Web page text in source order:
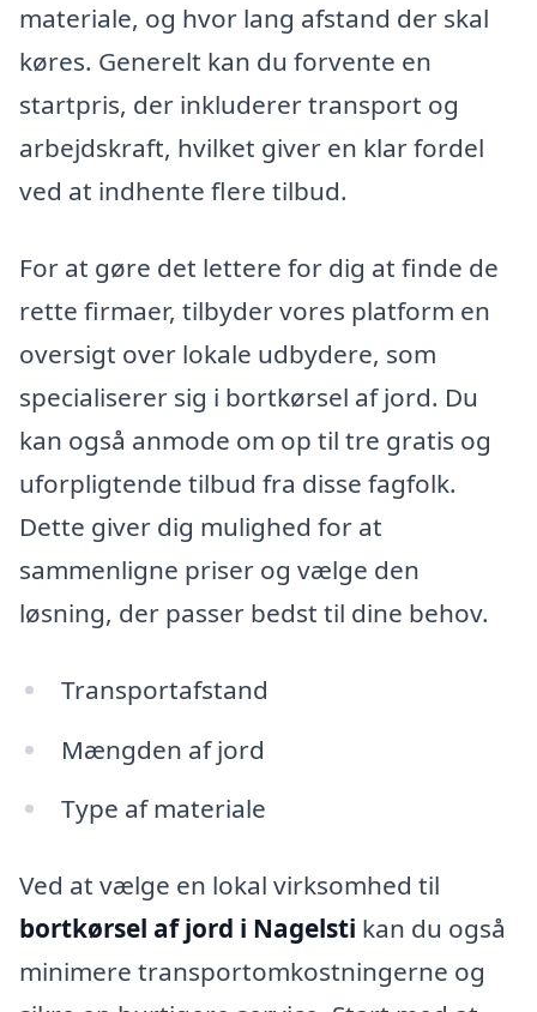
materiale, og hvor lang afstand der skal
køres. Generelt kan du forvente en
startpris, der inkluderer transport og
arbejdskraft, hvilket giver en klar fordel
ved at indhente flere tilbud.
For at gøre det lettere for dig at finde de
rette firmaer, tilbyder vores platform en
oversigt over lokale udbydere, som
specialiserer sig i bortkørsel af jord. Du
kan også anmode om op til tre gratis og
uforpligtende tilbud fra disse fagfolk.
Dette giver dig mulighed for at
sammenligne priser og vælge den
løsning, der passer bedst til dine behov.
Transportafstand
Mængden af jord
Type af materiale
Ved at vælge en lokal virksomhed til
bortkørsel af jord i Nagelsti kan du også
minimere transportomkostningerne og